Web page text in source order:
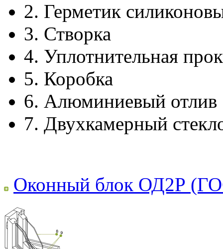
2. Герметик
3. Створка
4. Уплотнительная
5. Коробка
6. Алюминиевый отлив
7. Двухкамерный
Оконный блок ОД2Р